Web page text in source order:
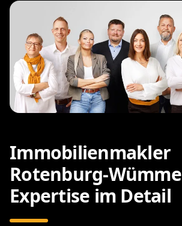
Immobilienmakler
Rotenburg-Wümme
Expertise im Detail